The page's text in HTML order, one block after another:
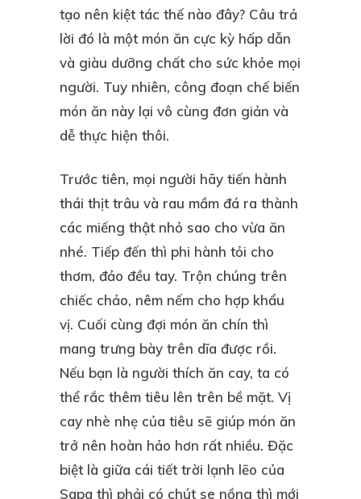
tạo nên kiệt tác thế nào đây? Câu trả
lời đó là một món ăn cực kỳ hấp dẫn
và giàu dưỡng chất cho sức khỏe mọi
người. Tuy nhiên, công đoạn chế biến
món ăn này lại vô cùng đơn giản và
dễ thực hiện thôi.
Trước tiên, mọi người hãy tiến hành
thái thịt trâu và rau mầm đá ra thành
các miếng thật nhỏ sao cho vừa ăn
nhé. Tiếp đến thì phi hành tỏi cho
thơm, đảo đều tay. Trộn chúng trên
chiếc chảo, nêm nếm cho hợp khẩu
vị. Cuối cùng đợi món ăn chín thì
mang trưng bày trên dĩa được rồi.
Nếu bạn là người thích ăn cay, ta có
thể rắc thêm tiêu lên trên bề mặt. Vị
cay nhè nhẹ của tiêu sẽ giúp món ăn
trở nên hoàn hảo hơn rất nhiều. Đặc
biệt là giữa cái tiết trời lạnh lẽo của
Sapa thì phải có chút se nồng thì mới